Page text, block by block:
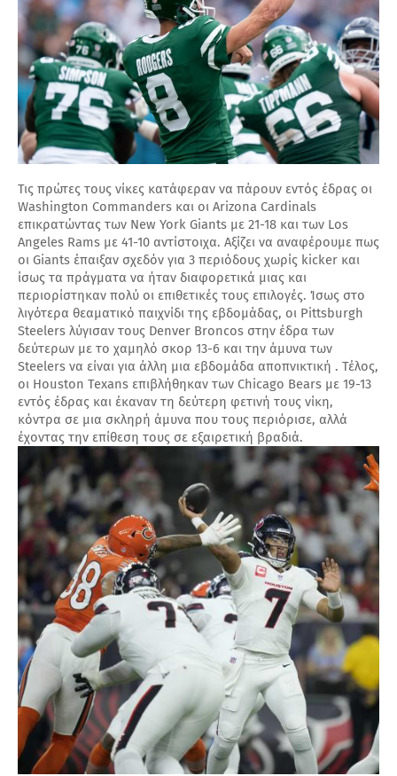
Τις πρώτες τους νίκες κατάφεραν να πάρουν εντός έδρας οι
Washington Commanders και οι Arizona Cardinals
επικρατώντας των New York Giants με 21-18 και των Los
Angeles Rams με 41-10 αντίστοιχα. Αξίζει να αναφέρουμε πως
οι Giants έπαιξαν σχεδόν για 3 περιόδους χωρίς kicker και
ίσως τα πράγματα να ήταν διαφορετικά μιας και
περιορίστηκαν πολύ οι επιθετικές τους επιλογές. Ίσως στο
λιγότερα θεαματικό παιχνίδι της εβδομάδας, οι Pittsburgh
Steelers λύγισαν τους Denver Broncos στην έδρα των
δεύτερων με το χαμηλό σκορ 13-6 και την άμυνα των
Steelers να είναι για άλλη μια εβδομάδα αποπνικτική . Τέλος,
οι Houston Texans επιβλήθηκαν των Chicago Bears με 19-13
εντός έδρας και έκαναν τη δεύτερη φετινή τους νίκη,
κόντρα σε μια σκληρή άμυνα που τους περιόρισε, αλλά
έχοντας την επίθεση τους σε εξαιρετική βραδιά.